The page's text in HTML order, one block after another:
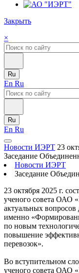
Закрыть
×
Ru
En Ru
Ru
En Ru
Новости ИЭРТ 23
Заседание
Новости ИЭРТ
Заседание
23 октября 2025 г.
ученого совета ОАО
актуальных
именно
по новым
повышение
перевозок».
Во вступительном
ученого совета ОАО